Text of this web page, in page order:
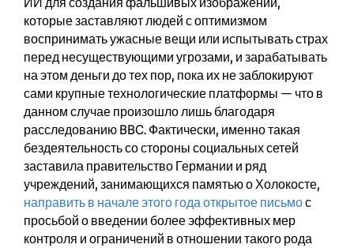
которые заставляют людей с оптимизмом
воспринимать ужасные вещи или испытывать страх
перед несуществующими угрозами, и зарабатывать
на этом деньги до тех пор, пока их не заблокируют
сами крупные технологические платформы — что в
данном случае произошло лишь благодаря
расследованию BBC. Фактически, именно такая
бездеятельность со стороны социальных сетей
заставила правительство Германии и ряд
учреждений, занимающихся памятью о Холокосте,
направить в начале этого года открытое письмос
просьбой о введении более эффективных мер
контроля и ограничений в отношении такого рода